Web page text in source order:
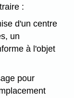
:
d'un centre
un
à l'objet
pour